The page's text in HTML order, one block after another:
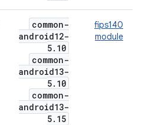
fips140
module
common-
android12-
5. 10
common-
android13-
5. 10
common-
android13-
5. 15